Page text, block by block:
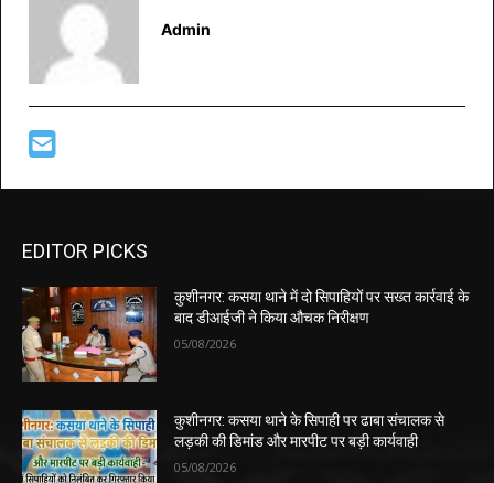
Admin
EDITOR PICKS
कुशीनगर: कसया थाने में दो सिपाहियों पर सख्त कार्रवाई के
बाद डीआईजी ने किया औचक निरीक्षण
05/08/2026
कुशीनगर: कसया थाने के सिपाही पर ढाबा संचालक से
लड़की की डिमांड और मारपीट पर बड़ी कार्यवाही
05/08/2026